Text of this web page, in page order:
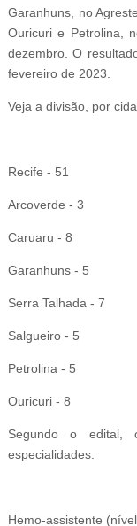
Garanhuns, no
Ouricuri e Petrolina,
dezembro. O
fevereiro de 2023.
Veja a divisão, por
Recife - 51
Arcoverde - 3
Caruaru - 8
Garanhuns - 5
Serra Talhada - 7
Salgueiro - 5
Petrolina - 5
Ouricuri - 8
Segundo o edital,
especialidades:
Hemo-assistente